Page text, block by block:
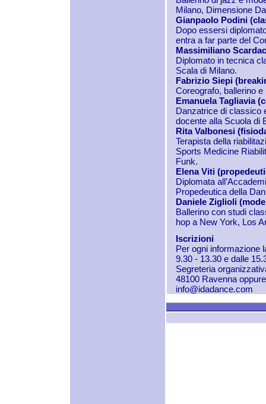
Milano, Dimensione
Gianpaolo Podini
Dopo essersi
entra a far parte del
Massimiliano
Diplomato in tecnica
Scala di Milano.
Fabrizio Siepi
Coreografo, ballerino
Emanuela Tagliavia
Danzatrice di classico
docente alla Scuola di
Rita Valbonesi
Terapista della
Sports Medicine
Funk.
Elena Viti
Diplomata
Propedeutica della
Daniele Ziglioli
Ballerino con studi
hop a New York, Los
Iscrizioni
Per ogni informazione
9.30 - 13.30 e dalle
Segreteria
48100 Ravenna
info@idadance.com